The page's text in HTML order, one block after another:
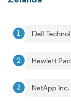
Dell
Hewlett
NetApp Inc.